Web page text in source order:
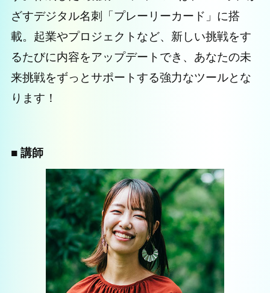
ざすデジタル名刺「プレーリーカード」に搭
載。起業やプロジェクトなど、新しい挑戦をす
るたびに内容をアップデートでき、あなたの未
来挑戦をずっとサポートする強力なツールとな
ります！
■ 講師